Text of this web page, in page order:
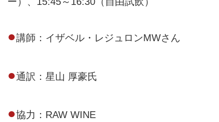
●講師：イザベル・レジュロンMWさん
●通訳：星山 厚豪氏
●協力：RAW WINE